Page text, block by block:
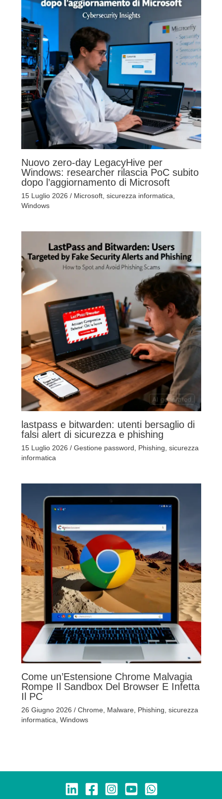
Nuovo zero-day LegacyHive per
Windows: researcher rilascia PoC subito
dopo l’aggiornamento di Microsoft
15 Luglio 2026 / Microsoft, sicurezza informatica,
Windows
lastpass e bitwarden: utenti bersaglio di
falsi alert di sicurezza e phishing
15 Luglio 2026 / Gestione password, Phishing, sicurezza
informatica
Come un’Estensione Chrome Malvagia
Rompe Il Sandbox Del Browser E Infetta
Il PC
26 Giugno 2026 / Chrome, Malware, Phishing, sicurezza
informatica, Windows